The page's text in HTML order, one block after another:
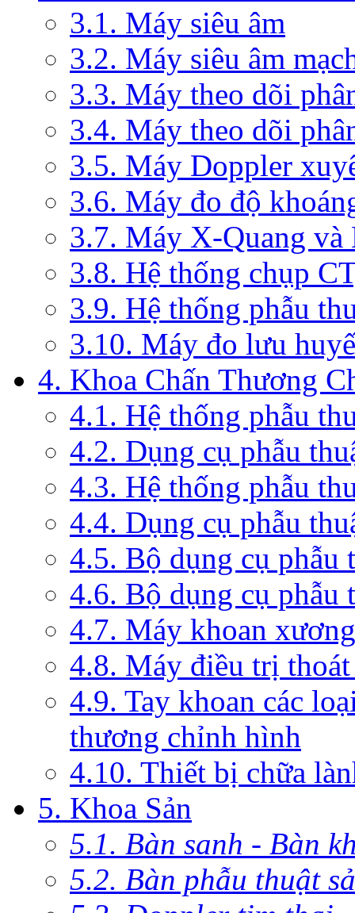
3.1. Máy siêu âm
3.2. Máy siêu âm
3.3. Máy theo dõi
3.4. Máy theo dõi
3.5. Máy Doppler
3.6. Máy đo độ
3.7. Máy X-Quang
3.8. Hệ thống chụp
3.9. Hệ thống phẫu
3.10. Máy đo lưu
4. Khoa Chấn Thương
4.1. Hệ thống phẫu
4.2. Dụng cụ phẫu
4.3. Hệ thống phẫu
4.4. Dụng cụ phẫu
4.5. Bộ dụng cụ phẫu
4.6. Bộ dụng cụ phẫu
4.7. Máy khoan
4.8. Máy điều trị
4.9. Tay khoan các
thương chỉnh hình
4.10. Thiết bị chữa
5. Khoa Sản
5.1. Bàn sanh - Bàn
5.2. Bàn phẫu thuật